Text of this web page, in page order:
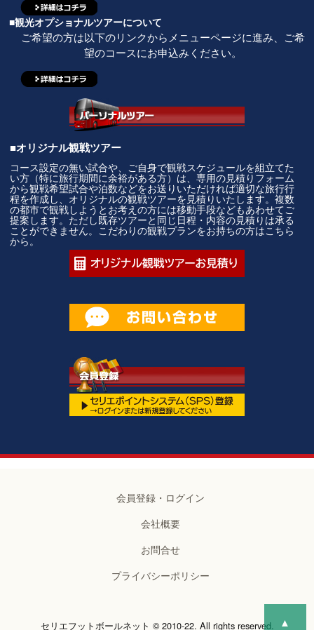
■観光オプショナルツアーについて
ご希望の方は以下のリンクからメニューページに進み、ご希
望のコースにお申込みください。
■オリジナル観戦ツアー
コース設定の無い試合や、ご自身で観戦スケジュールを組立てた
い方（特に旅行期間に余裕がある方）は、専用の見積りフォーム
から観戦希望試合や泊数などをお送りいただければ適切な旅行行
程を作成し、オリジナルの観戦ツアーを見積りいたします。複数
の都市で観戦しようとお考えの方には移動手段などもあわせてご
提案します。ただし既存ツアーと同じ日程・内容の見積りは承る
ことができません。こだわりの観戦プランをお持ちの方はこちら
から。
会員登録・ログイン
会社概要
お問合せ
プライバシーポリシー
セリエフットボールネット © 2010-22. All rights reserved. ▲